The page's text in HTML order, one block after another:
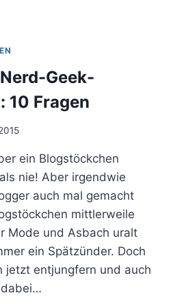
Geek-
10 Fragen
ein Blogstöckchen
nie! Aber irgendwie
auch mal gemacht
mittlerweile
Mode und Asbach uralt
ein Spätzünder. Doch
jetzt entjungfern und auch
dabei…